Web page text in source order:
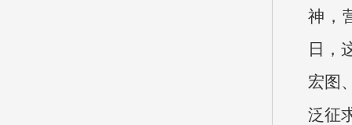
神，
日，
宏图
泛征